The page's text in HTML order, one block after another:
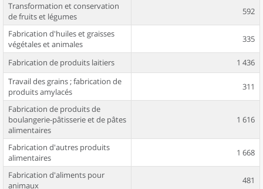
Transformation et conservation
de fruits et légumes
592
Fabrication d'huiles et graisses
végétales et animales
335
Fabrication de produits laitiers
1 436
Travail des grains ; fabrication de
produits amylacés
311
Fabrication de produits de
boulangerie-pâtisserie et de pâtes
alimentaires
1 616
Fabrication d'autres produits
alimentaires
1 668
Fabrication d'aliments pour
animaux
481